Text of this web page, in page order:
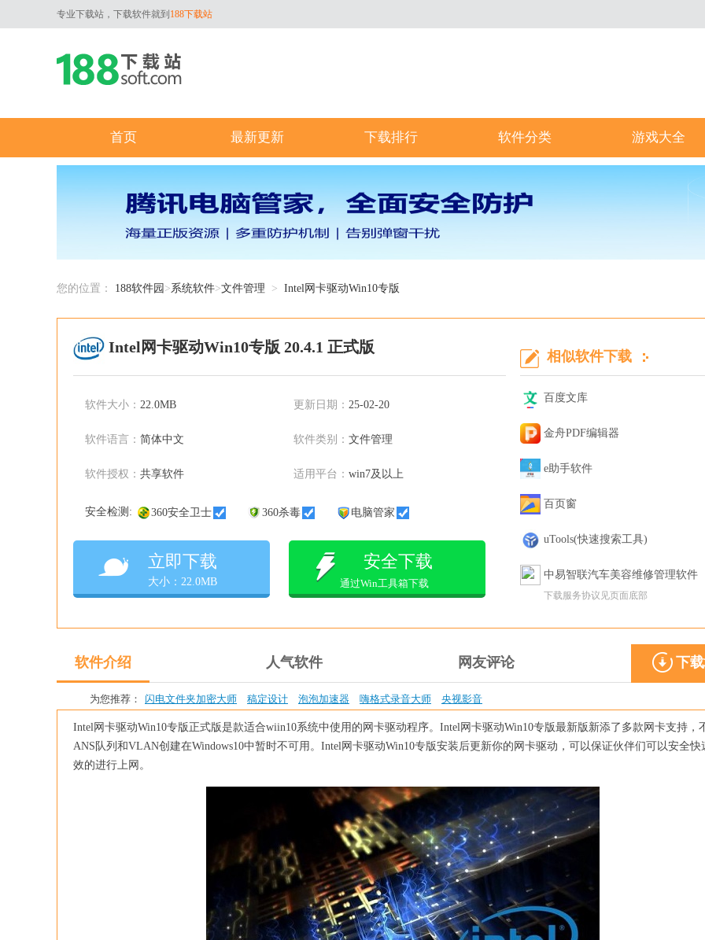
专业下载站，下载软件就到 188下载站
首页 最新更新 下载排行 软件分类 游戏大全
您的位置： 188软件园 >系统软件>文件管理 > Intel网卡驱动Win10专版
Intel网卡驱动Win10专版 20.4.1 正式版
软件大小： 22.0MB 更新日期： 25-02-20
软件语言： 简体中文 软件类别： 文件管理
软件授权： 共享软件 适用平台： win7及以上
安全检测: 360安全卫士 360杀毒 电脑管家
立即下载
大小：22.0MB
安全下载
通过Win工具箱下载
相似软件下载
百度文库
金舟PDF编辑器
e助手软件
百页窗
uTools(快速搜索工具)
中易智联汽车美容维修管理软件
下载服务协议见页面底部
软件介绍 人气软件 网友评论 下
为您推荐： 闪电文件夹加密大师 稿定设计 泡泡加速器 嗨格式录音大师 央视影音
Intel网卡驱动Win10专版正式版是款适合wiin10系统中使用的网卡驱动程序。Intel网卡驱动Win10专版最新版新添了多款网卡支持，
ANS队列和VLAN创建在Windows10中暂时不可用。Intel网卡驱动Win10专版安装后更新你的网卡驱动，可以保证伙伴们可以安全快
效的进行上网。